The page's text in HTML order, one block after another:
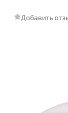
Добавить